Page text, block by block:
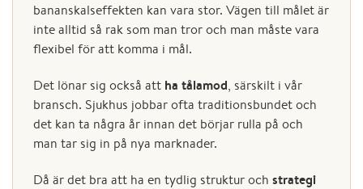
bananskalseffekten kan vara stor. Vägen till målet är
inte alltid så rak som man tror och man måste vara
flexibel för att komma i mål.
Det lönar sig också att ha tålamod, särskilt i vår
bransch. Sjukhus jobbar ofta traditionsbundet och
det kan ta några år innan det börjar rulla på och
man tar sig in på nya marknader.
Då är det bra att ha en tydlig struktur och strategi